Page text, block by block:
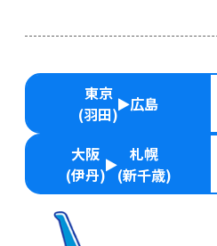
東京
(羽田) 広島
大阪
(伊丹)
札幌
(新千歳)